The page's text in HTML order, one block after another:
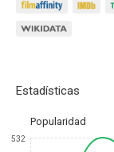
Estadísticas
Popularidad
532